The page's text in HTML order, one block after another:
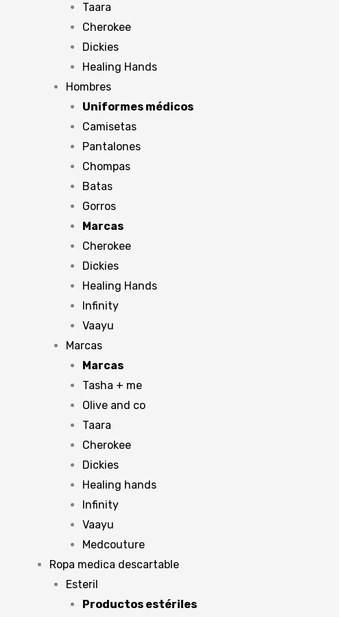
Taara
Cherokee
Dickies
Healing Hands
Hombres
Uniformes médicos
Camisetas
Pantalones
Chompas
Batas
Gorros
Marcas
Cherokee
Dickies
Healing Hands
Infinity
Vaayu
Marcas
Marcas
Tasha + me
Olive and co
Taara
Cherokee
Dickies
Healing hands
Infinity
Vaayu
Medcouture
Ropa medica descartable
Esteril
Productos estériles